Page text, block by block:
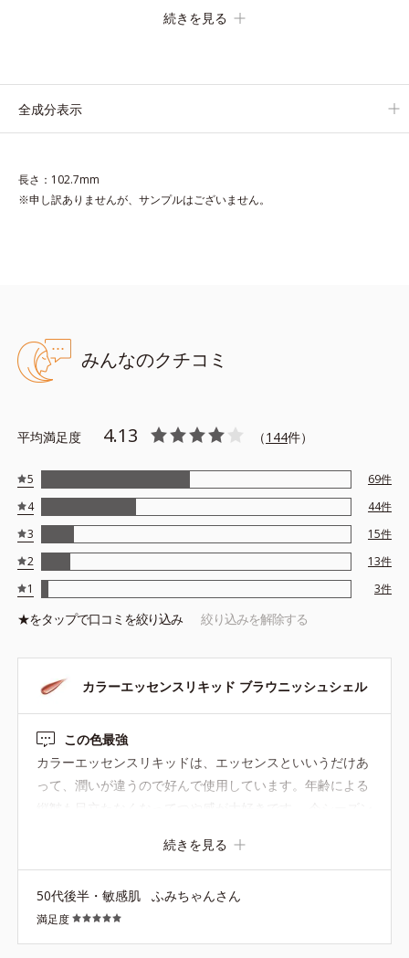
酸エチルヘキシル、ジメチルシリル化シリカ、BG、ペンチレン
に整え、潤いの膜で唇を覆う処方
●カラーウェアリング処方=唇への密着感を高め、色持ちを良くする
処方
*1トリエトキシカプリリルシラン、ラウロイルリシン
チルヘキシル、ジメチルシリル化シリカ、BG、ペンチレングリコー
ル
※アレルギーテスト済＝全ての方にアレルギーが起こらないという
ことではありません。
続きを見る
全成分表示
長さ：102.7mm
※申し訳ありませんが、サンプルはございません。
みんなのクチコミ
平均満足度 4.13 （144件）
5 69件
4
44件
3
15件
2
13件
1
3件
★をタップで口コミを絞り込み 絞り込みを解除する
カラーエッセンスリキッド ブラウニッシュシェル
この色最強
カラーエッセンスリキッドは、エッセンスといいうだけあ
って、潤いが違うので好んで使用しています。年齢による
イクアップとしてこちらのカラーを購入してみました。 今
まで暗い印象があったので、ブラン系は避けていたのです
が、これは良い意味で騙されました。なんて素敵なブラウ
ン。大人っぽくもあり、華やかさも感じられる艶ブラウ
ン。なんで今まで買わなかったんだろうと後悔しました。
続きを見る
50代後半・敏感肌 ふみちゃんさん
満足度